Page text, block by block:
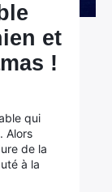
et
!
qui
Alors
de la
à la